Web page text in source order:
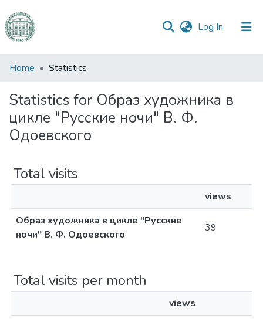
Log In (current)
Communities
Collections
All of DSpace
Home Statistics
Statistics for Образ художника в
цикле "Русские ночи" В. Ф.
Одоевского
Total visits
views
Образ художника в цикле "Русские
ночи" В. Ф. Одоевского
39
Total visits per month
views